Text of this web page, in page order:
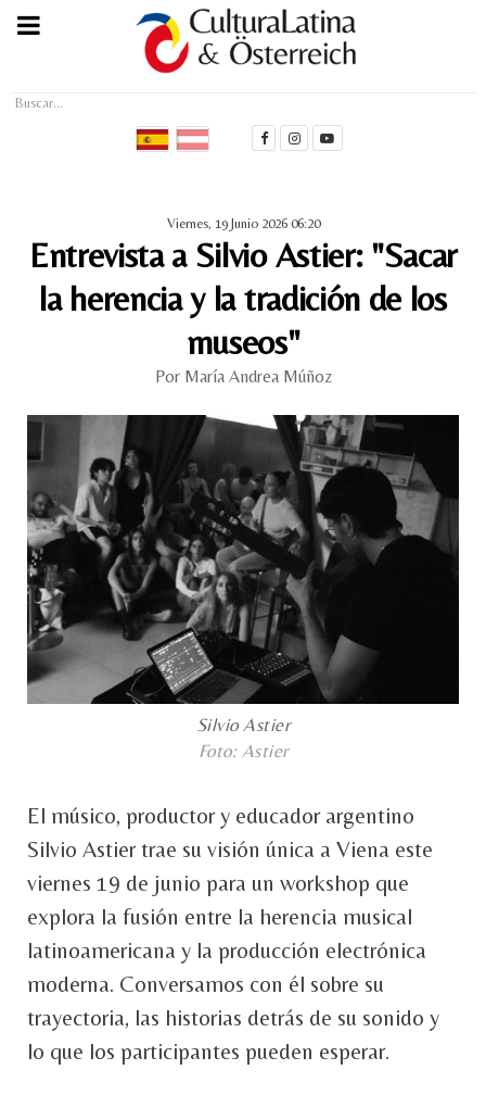
Buscar...
Viernes, 19 Junio 2026 06:20
Entrevista a Silvio Astier: "Sacar
la herencia y la tradición de los
museos"
Por María Andrea Múñoz
Silvio Astier
Foto: Astier
El músico, productor y educador argentino
Silvio Astier trae su visión única a Viena este
viernes 19 de junio para un workshop que
explora la fusión entre la herencia musical
latinoamericana y la producción electrónica
moderna. Conversamos con él sobre su
trayectoria, las historias detrás de su sonido y
lo que los participantes pueden esperar.